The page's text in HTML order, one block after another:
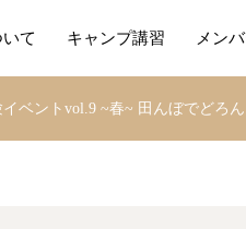
て キャンプ講習 メン
ベントvol.9 ~春~ 田んぼでどろん